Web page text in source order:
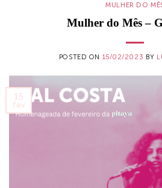
MULHER DO
Mulher do Mês –
POSTED ON 15/02/2023 BY
15
fev